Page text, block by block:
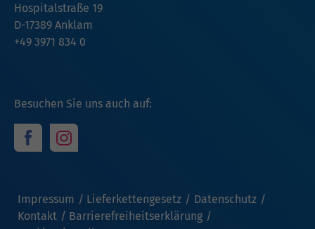
Besuchen Sie uns auch auf:
Impressum Lieferkettengesetz
Datenschutz
Kontakt
Barrierefreiheitserklärung
Hospitalstraße 19
D-17389 Anklam
+49 3971 834 0